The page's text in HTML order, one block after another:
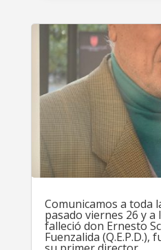
Comunicamos a toda
pasado viernes 26 y a
falleció don Ernesto
Fuenzalida (Q.E.P.D.),